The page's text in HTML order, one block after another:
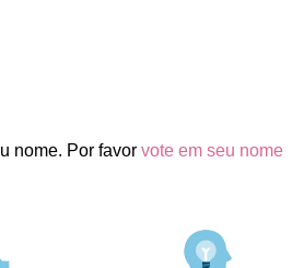
nome. Por favor vote em seu nome